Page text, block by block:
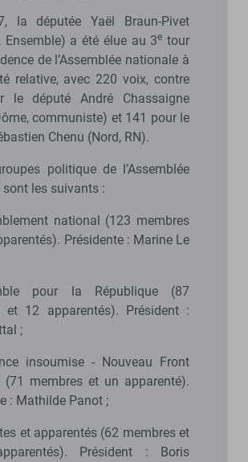
la députée Yaël Braun-Pivet
Ensemble) a été élue au 3e tour
de l’Assemblée nationale à
relative, avec 220 voix, contre
le député André Chassaigne
communiste) et 141 pour le
Chenu (Nord, RN).
politique de l’Assemblée
les suivants :
national (123 membres
Présidente : Marine Le
pour la République (87
et 12 apparentés). Président :
;
insoumise - Nouveau Front
(71 membres et un apparenté).
: Mathilde Panot ;
et apparentés (62 membres et
Président : Boris